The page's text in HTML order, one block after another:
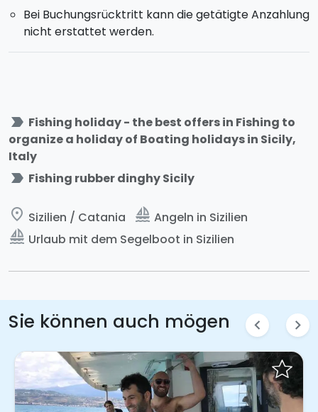
Bei Buchungsrücktritt kann die getätigte Anzahlung
nicht erstattet werden.
label_important Fishing holiday - the best offers in Fishing to
organize a holiday of Boating holidays in Sicily,
Italy
label_important Fishing rubber dinghy Sicily
place Sizilien / Catania sailing Angeln in Sizilien
sailing Urlaub mit dem Segelboot in Sizilien
Sie können auch mögen chevron_left chevron_right